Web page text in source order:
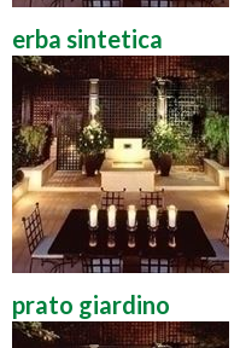
erba sintetica
prato giardino